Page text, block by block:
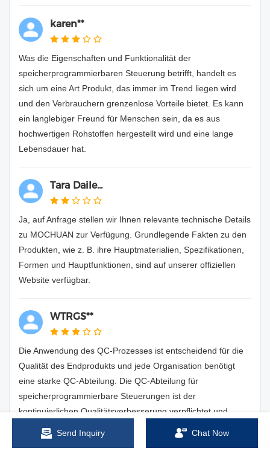
karen**
Was die Eigenschaften und Funktionalität der
speicherprogrammierbaren Steuerung betrifft, handelt es
sich um eine Art Produkt, das immer im Trend liegen wird
und den Verbrauchern grenzenlose Vorteile bietet. Es kann
ein langlebiger Freund für Menschen sein, da es aus
hochwertigen Rohstoffen hergestellt wird und eine lange
Lebensdauer hat.
Tara Daile...
Ja, auf Anfrage stellen wir Ihnen relevante technische Details
zu MOCHUAN zur Verfügung. Grundlegende Fakten zu den
Produkten, wie z. B. ihre Hauptmaterialien, Spezifikationen,
Formen und Hauptfunktionen, sind auf unserer offiziellen
Website verfügbar.
WTRGS**
Die Anwendung des QC-Prozesses ist entscheidend für die
Qualität des Endprodukts und jede Organisation benötigt
eine starke QC-Abteilung. Die QC-Abteilung für
speicherprogrammierbare Steuerungen ist der
kontinuierlichen Qualitätsverbesserung verpflichtet und
konzentriert sich auf ISO-Standards und
Qualitätssicherungsverfahren. Unter diesen Umständen
Send Inquiry Chat Now